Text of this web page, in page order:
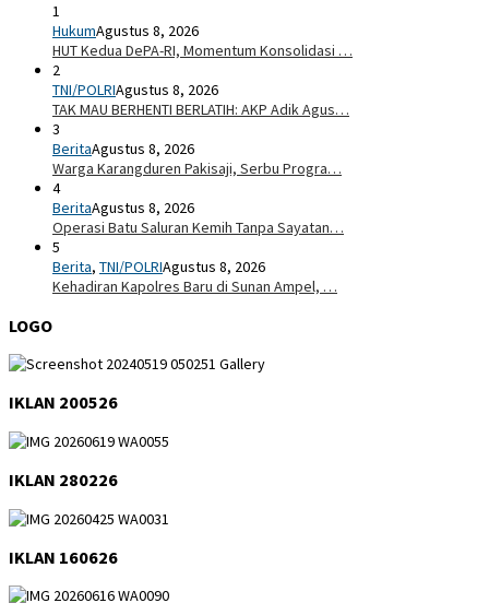
1
HukumAgustus 8, 2026
HUT Kedua DePA-RI, Momentum Konsolidasi …
2
TNI/POLRIAgustus 8, 2026
TAK MAU BERHENTI BERLATIH: AKP Adik Agus…
3
BeritaAgustus 8, 2026
Warga Karangduren Pakisaji, Serbu Progra…
4
BeritaAgustus 8, 2026
Operasi Batu Saluran Kemih Tanpa Sayatan…
5
Berita, TNI/POLRIAgustus 8, 2026
Kehadiran Kapolres Baru di Sunan Ampel, …
LOGO
IKLAN 200526
IKLAN 280226
IKLAN 160626